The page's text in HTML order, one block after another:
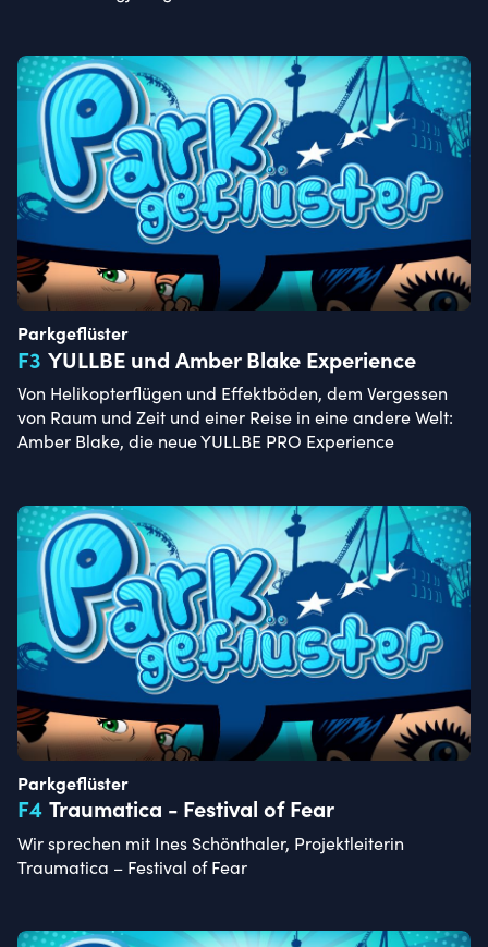
Parkgeflüster
F3 YULLBE und Amber Blake Experience
Von Helikopterflügen und Effektböden, dem Vergessen
von Raum und Zeit und einer Reise in eine andere Welt:
Amber Blake, die neue YULLBE PRO Experience
Parkgeflüster
F4 Traumatica - Festival of Fear
Wir sprechen mit Ines Schönthaler, Projektleiterin
Traumatica – Festival of Fear